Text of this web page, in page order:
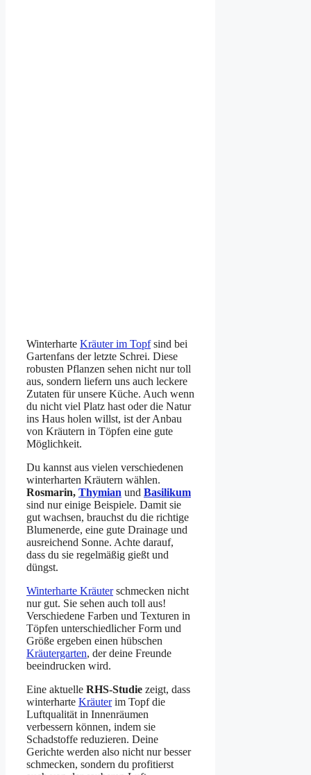
Winterharte Kräuter im Topfsind bei
Gartenfans der letzte Schrei. Diese
robusten Pflanzen sehen nicht nur toll
aus, sondern liefern uns auch leckere
Zutaten für unsere Küche. Auch wenn
du nicht viel Platz hast oder die Natur
ins Haus holen willst, ist der Anbau
von Kräutern in Töpfen eine gute
Möglichkeit.
Du kannst aus vielen verschiedenen
winterharten Kräutern wählen.
Rosmarin, Thymian und Basilikum
sind nur einige Beispiele. Damit sie
gut wachsen, brauchst du die richtige
Blumenerde, eine gute Drainage und
ausreichend Sonne. Achte darauf,
dass du sie regelmäßig gießt und
düngst.
Winterharte Kräuterschmecken nicht
nur gut. Sie sehen auch toll aus!
Verschiedene Farben und Texturen in
Töpfen unterschiedlicher Form und
Größe ergeben einen hübschen
Kräutergarten, der deine Freunde
beeindrucken wird.
Eine aktuelle RHS-Studie zeigt, dass
winterharte Kräuterim Topf die
Luftqualität in Innenräumen
verbessern können, indem sie
Schadstoffe reduzieren. Deine
Gerichte werden also nicht nur besser
schmecken, sondern du profitierst